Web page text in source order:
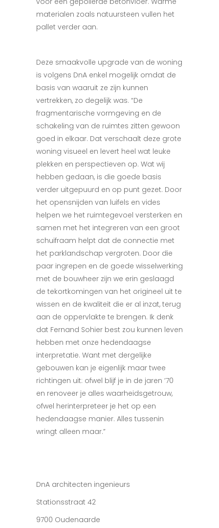
materialen zoals natuursteen vullen het
pallet verder aan.
Deze smaakvolle upgrade van de woning
is volgens DnA enkel mogelijk omdat de
basis van waaruit ze zijn kunnen
vertrekken, zo degelijk was. “De
fragmentarische vormgeving en de
schakeling van de ruimtes zitten gewoon
goed in elkaar. Dat verschaalt deze grote
woning visueel en levert heel wat leuke
plekken en perspectieven op. Wat wij
hebben gedaan, is die goede basis
verder uitgepuurd en op punt gezet. Door
het opensnijden van luifels en vides
helpen we het ruimtegevoel versterken en
samen met het integreren van een groot
schuifraam helpt dat de connectie met
het parklandschap vergroten. Door die
paar ingrepen en de goede wisselwerking
met de bouwheer zijn we erin geslaagd
de tekortkomingen van het origineel uit te
wissen en de kwaliteit die er al inzat, terug
aan de oppervlakte te brengen. Ik denk
dat Fernand Sohier best zou kunnen leven
hebben met onze hedendaagse
interpretatie. Want met dergelijke
gebouwen kan je eigenlijk maar twee
richtingen uit: ofwel blijf je in de jaren ’70
en renoveer je alles waarheidsgetrouw,
ofwel herinterpreteer je het op een
hedendaagse manier. Alles tussenin
wringt alleen maar.”
DnA architecten ingenieurs
Stationsstraat 42
9700 Oudenaarde